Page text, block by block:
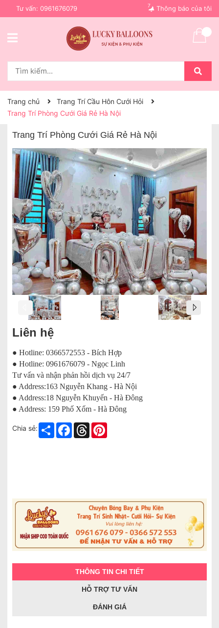
Tư vấn: 0961676079 Thông báo của tôi
7
Trang chủ
Trang Trí Cầu Hôn Cưới Hỏi
Trang Trí Phòng Cưới Giá Rẻ Hà Nội
Trang Trí Phòng Cưới Giá Rẻ Hà Nội
Liên hệ
● Hotline: 0366572553 - Bích Hợp
● Hotline: 0961676079 - Ngọc Linh
Tư vấn và nhận phản hồi dịch vụ 24/7
● Address:163 Nguyễn Khang - Hà Nội
● Address:18 Nguyễn Khuyến - Hà Đông
● Address: 159 Phố Xốm - Hà Đông
Chia sẻ: Share Facebook
Threads
THÔNG TIN CHI TIẾT
HỖ TRỢ TƯ VẤN
ĐÁNH GIÁ